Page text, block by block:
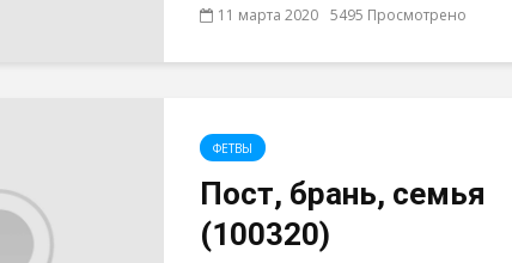
11 марта 2020 5495 Просмотрено
ФЕТВЫ
Пост, брань, семья
(100320)